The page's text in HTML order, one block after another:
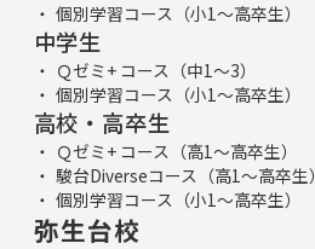
個別学習コース（小1～高卒生）
中学生
Ｑゼミ+ コース（中1～3）
個別学習コース（小1～高卒生）
高校・高卒生
Ｑゼミ+ コース（高1～高卒生）
駿台Diverseコース（高1～高卒生）
個別学習コース（小1～高卒生）
弥生台校